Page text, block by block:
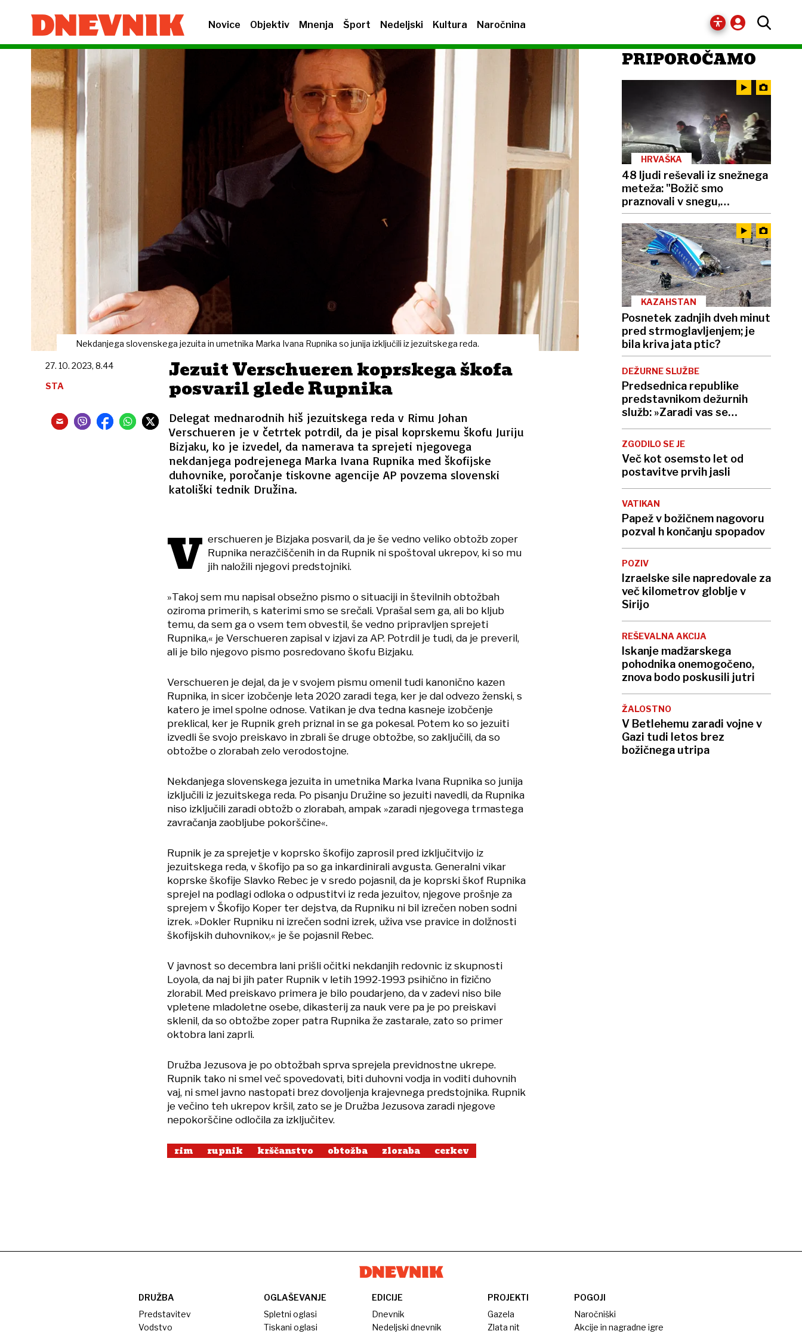
Novice Objektiv Mnenja Šport Nedeljski Kultura Naročnina
Nekdanjega slovenskega jezuita in umetnika Marka Ivana Rupnika so junija izključili iz jezuitskega reda.
Jezuit Verschueren koprskega škofa
posvaril glede Rupnika
Delegat mednarodnih hiš jezuitskega reda v Rimu Johan
Verschueren je v četrtek potrdil, da je pisal koprskemu škofu Juriju
Bizjaku, ko je izvedel, da namerava ta sprejeti njegovega
nekdanjega podrejenega Marka Ivana Rupnika med škofijske
duhovnike, poročanje tiskovne agencije AP povzema slovenski
katoliški tednik Družina.
27. 10. 2023, 8.44
STA
V erschueren je Bizjaka posvaril, da je še vedno veliko obtožb zoper
Rupnika nerazčiščenih in da Rupnik ni spoštoval ukrepov, ki so mu
jih naložili njegovi predstojniki.
»Takoj sem mu napisal obsežno pismo o situaciji in številnih obtožbah
oziroma primerih, s katerimi smo se srečali. Vprašal sem ga, ali bo kljub
temu, da sem ga o vsem tem obvestil, še vedno pripravljen sprejeti
Rupnika,« je Verschueren zapisal v izjavi za AP. Potrdil je tudi, da je preveril,
ali je bilo njegovo pismo posredovano škofu Bizjaku.
Verschueren je dejal, da je v svojem pismu omenil tudi kanonično kazen
Rupnika, in sicer izobčenje leta 2020 zaradi tega, ker je dal odvezo ženski, s
katero je imel spolne odnose. Vatikan je dva tedna kasneje izobčenje
preklical, ker je Rupnik greh priznal in se ga pokesal. Potem ko so jezuiti
izvedli še svojo preiskavo in zbrali še druge obtožbe, so zaključili, da so
obtožbe o zlorabah zelo verodostojne.
Nekdanjega slovenskega jezuita in umetnika Marka Ivana Rupnika so junija
izključili iz jezuitskega reda. Po pisanju Družine so jezuiti navedli, da Rupnika
niso izključili zaradi obtožb o zlorabah, ampak »zaradi njegovega trmastega
zavračanja zaobljube pokorščine«.
Rupnik je za sprejetje v koprsko škofijo zaprosil pred izključitvijo iz
jezuitskega reda, v škofijo pa so ga inkardinirali avgusta. Generalni vikar
koprske škofije Slavko Rebec je v sredo pojasnil, da je koprski škof Rupnika
sprejel na podlagi odloka o odpustitvi iz reda jezuitov, njegove prošnje za
sprejem v Škofijo Koper ter dejstva, da Rupniku ni bil izrečen noben sodni
izrek. »Dokler Rupniku ni izrečen sodni izrek, uživa vse pravice in dolžnosti
škofijskih duhovnikov,« je še pojasnil Rebec.
V javnost so decembra lani prišli očitki nekdanjih redovnic iz skupnosti
Loyola, da naj bi jih pater Rupnik v letih 1992-1993 psihično in fizično
zlorabil. Med preiskavo primera je bilo poudarjeno, da v zadevi niso bile
vpletene mladoletne osebe, dikasterij za nauk vere pa je po preiskavi
sklenil, da so obtožbe zoper patra Rupnika že zastarale, zato so primer
oktobra lani zaprli.
Družba Jezusova je po obtožbah sprva sprejela previdnostne ukrepe.
Rupnik tako ni smel več spovedovati, biti duhovni vodja in voditi duhovnih
vaj, ni smel javno nastopati brez dovoljenja krajevnega predstojnika. Rupnik
je večino teh ukrepov kršil, zato se je Družba Jezusova zaradi njegove
nepokorščine odločila za izključitev.
rim rupnik krščanstvo obtožba zloraba cerkev
PRIPOROČAMO
HRVAŠKA
48 ljudi reševali iz snežnega
meteža: "Božič smo
praznovali v snegu,
zmrznjeni, a srečni"
KAZAHSTAN
Posnetek zadnjih dveh minut
pred strmoglavljenjem; je
bila kriva jata ptic?
DEŽURNE SLUŽBE
Predsednica republike
predstavnikom dežurnih
služb: »Zaradi vas se
prebivalci Slovenije tudi med
prazniki počutimo varne.«
ZGODILO SE JE
Več kot osemsto let od
postavitve prvih jasli
VATIKAN
Papež v božičnem nagovoru
pozval h končanju spopadov
POZIV
Izraelske sile napredovale za
več kilometrov globlje v
Sirijo
REŠEVALNA AKCIJA
Iskanje madžarskega
pohodnika onemogočeno,
znova bodo poskusili jutri
ŽALOSTNO
V Betlehemu zaradi vojne v
Gazi tudi letos brez
božičnega utripa
DRUŽBA
Predstavitev
Vodstvo
OGLAŠEVANJE
Spletni oglasi
Tiskani oglasi
EDICIJE
Dnevnik
Nedeljski dnevnik
PROJEKTI
Gazela
Zlata nit
POGOJI
Naročniški
Akcije in nagradne igre